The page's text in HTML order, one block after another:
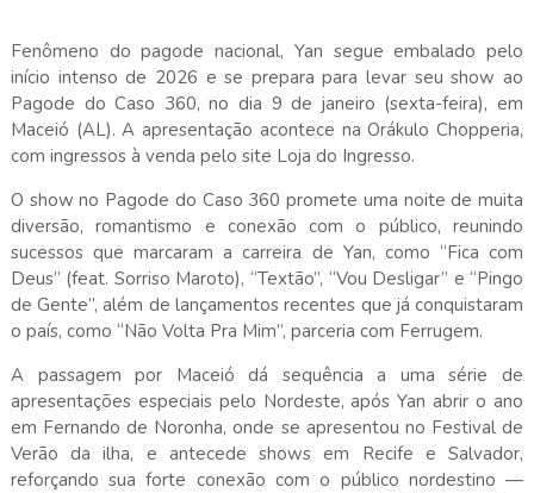
Fenômeno do pagode nacional, Yan segue embalado pelo
início intenso de 2026 e se prepara para levar seu show ao
Pagode do Caso 360, no dia 9 de janeiro (sexta-feira), em
Maceió (AL). A apresentação acontece na Orákulo Chopperia,
com ingressos à venda pelo site Loja do Ingresso.
O show no Pagode do Caso 360 promete uma noite de muita
diversão, romantismo e conexão com o público, reunindo
sucessos que marcaram a carreira de Yan, como “Fica com
Deus” (feat. Sorriso Maroto), “Textão”, “Vou Desligar” e “Pingo
de Gente”, além de lançamentos recentes que já conquistaram
o país, como “Não Volta Pra Mim”, parceria com Ferrugem.
A passagem por Maceió dá sequência a uma série de
apresentações especiais pelo Nordeste, após Yan abrir o ano
em Fernando de Noronha, onde se apresentou no Festival de
Verão da ilha, e antecede shows em Recife e Salvador,
reforçando sua forte conexão com o público nordestino —